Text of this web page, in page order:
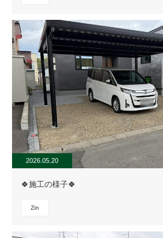
2026.05.20
🍀施工の様子🍀
Zin